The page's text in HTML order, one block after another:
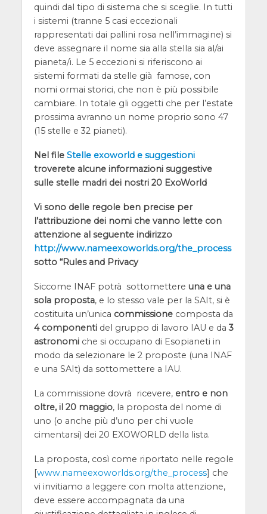
quindi dal tipo di sistema che si sceglie. In tutti
i sistemi (tranne 5 casi eccezionali
rappresentati dai pallini rosa nell’immagine) si
deve assegnare il nome sia alla stella sia al/ai
pianeta/i. Le 5 eccezioni si riferiscono ai
sistemi formati da stelle già famose, con
nomi ormai storici, che non è più possibile
cambiare. In totale gli oggetti che per l’estate
prossima avranno un nome proprio sono 47
(15 stelle e 32 pianeti).
Nel file Stelle exoworld e suggestioni
troverete alcune informazioni suggestive
sulle stelle madri dei nostri 20 ExoWorld
Vi sono delle regole ben precise per
l’attribuzione dei nomi che vanno lette con
attenzione al seguente indirizzo
http://www.nameexoworlds.org/the_process
sotto “Rules and Privacy
Siccome INAF potrà sottomettere una e una
sola proposta, e lo stesso vale per la SAIt, si è
costituita un’unica commissionecomposta da
4 componentidel gruppo di lavoro IAU e da3
astronomiche si occupano di Esopianeti in
modo da selezionare le 2 proposte (una INAF
e una SAIt) da sottomettere a IAU.
La commissione dovrà ricevere, entro e non
oltre, il 20 maggio, la proposta del nome di
uno (o anche più d’uno per chi vuole
cimentarsi) dei 20 EXOWORLD della lista.
La proposta, così come riportato nelle regole
[www.nameexoworlds.org/the_process] che
vi invitiamo a leggere con molta attenzione,
deve essere accompagnata da una